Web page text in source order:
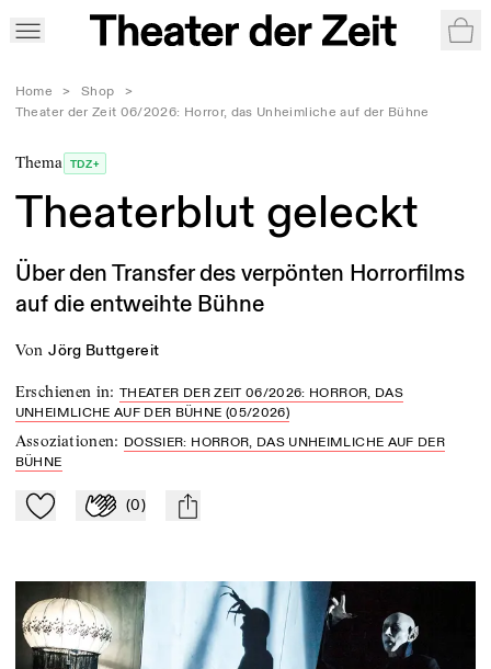
Home > Shop
>
Theater der Zeit 06/2026: Horror, das Unheimliche auf der Bühne
Thema TDZ+
Theaterblut geleckt
Über den Transfer des verpönten Horrorfilms
auf die entweihte Bühne
von Jörg Buttgereit
Erschienen in:THEATER DER ZEIT 06/2026: HORROR, DAS
UNHEIMLICHE AUF DER BÜHNE (05/2026)
Assoziationen: DOSSIER: HORROR, DAS UNHEIMLICHE AUF DER
BÜHNE
Zu Mein-TdZ hinzufügen
Applaudieren
(0) mail